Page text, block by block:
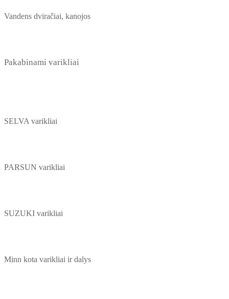
Vandens dviračiai, kanojos
Pakabinami varikliai
SELVA varikliai
PARSUN varikliai
SUZUKI varikliai
Minn kota varikliai ir dalys